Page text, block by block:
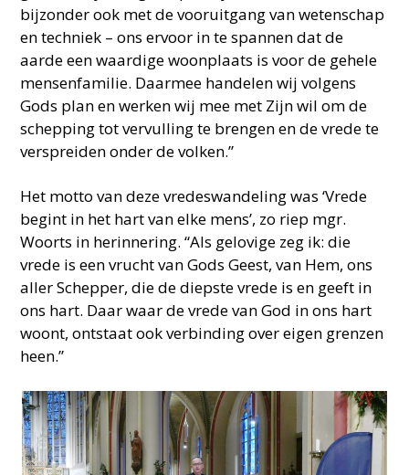
bijzonder ook met de vooruitgang van wetenschap
en techniek – ons ervoor in te spannen dat de
aarde een waardige woonplaats is voor de gehele
mensenfamilie. Daarmee handelen wij volgens
Gods plan en werken wij mee met Zijn wil om de
schepping tot vervulling te brengen en de vrede te
verspreiden onder de volken.”
Het motto van deze vredeswandeling was ‘Vrede
begint in het hart van elke mens’, zo riep mgr.
Woorts in herinnering. “Als gelovige zeg ik: die
vrede is een vrucht van Gods Geest, van Hem, ons
aller Schepper, die de diepste vrede is en geeft in
ons hart. Daar waar de vrede van God in ons hart
woont, ontstaat ook verbinding over eigen grenzen
heen.”